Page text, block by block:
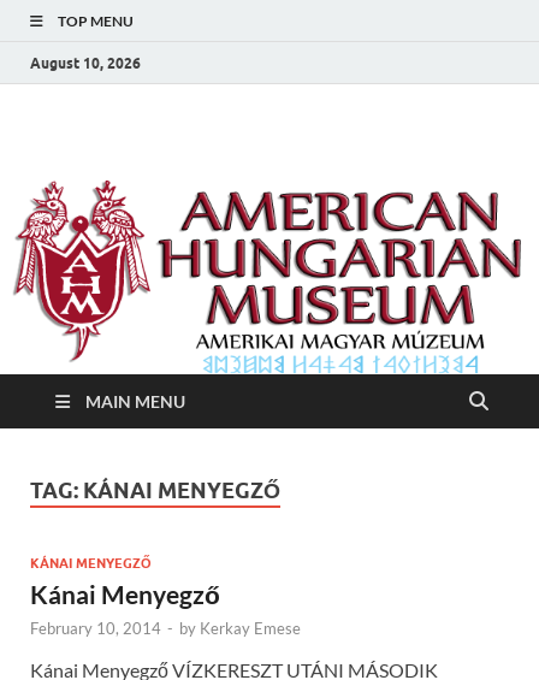
TOP MENU
August 10, 2026
Amerikai Magyar
Múzeum
MAIN MENU
TAG: KÁNAI MENYEGZŐ
KÁNAI MENYEGZŐ
Kánai Menyegző
February 10, 2014 - by Kerkay Emese
Kánai Menyegző VÍZKERESZT UTÁNI MÁSODIK